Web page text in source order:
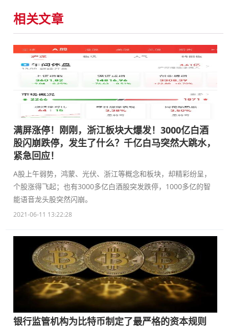
相关文章
满屏涨停！刚刚，浙江板块大爆发！3000亿白酒
股闪崩跌停，发生了什么？千亿白马突然大跳水，
紧急回应！
A股上午弱势，鸿蒙、光伏、浙江等概念和板块，却精彩纷呈，
个股涨得飞起；也有3000多亿白酒股突发跌停，1000多亿的智
能语音龙头股突然闪崩。
2021-06-11 13:22:28
银行监管机构为比特币制定了最严格的资本规则